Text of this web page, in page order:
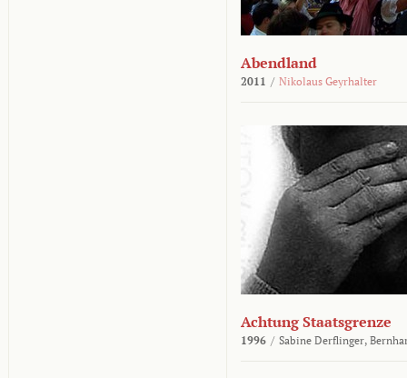
Abendland
2011 / Nikolaus Geyrhalter
Achtung Staatsgrenze
1996 / Sabine Derflinger,